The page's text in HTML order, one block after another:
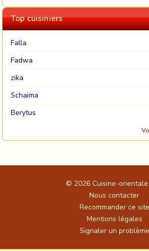
Top cuisiniers
Falla
Fadwa
zika
Schaima
Berytus
© 2026 Cuisine-
Nous contacter
Recommander ce site
Mentions légales
Signaler un problème